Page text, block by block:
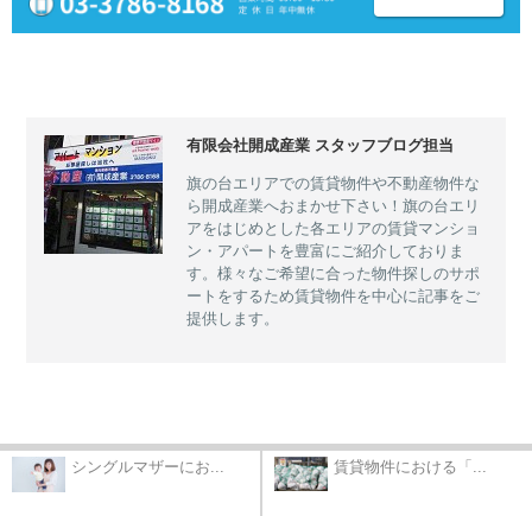
有限会社開成産業 スタッフブログ担当
旗の台エリアでの賃貸物件や不動産物件な
ら開成産業へおまかせ下さい！旗の台エリ
アをはじめとした各エリアの賃貸マンショ
ン・アパートを豊富にご紹介しておりま
す。様々なご希望に合った物件探しのサポ
ートをするため賃貸物件を中心に記事をご
提供します。
シングルマザーにお... 賃貸物件における「...